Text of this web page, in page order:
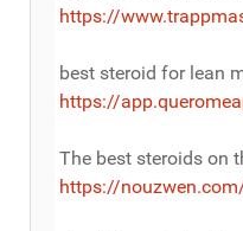
https://
best steroid for lean
https://
The best steroids on
https://